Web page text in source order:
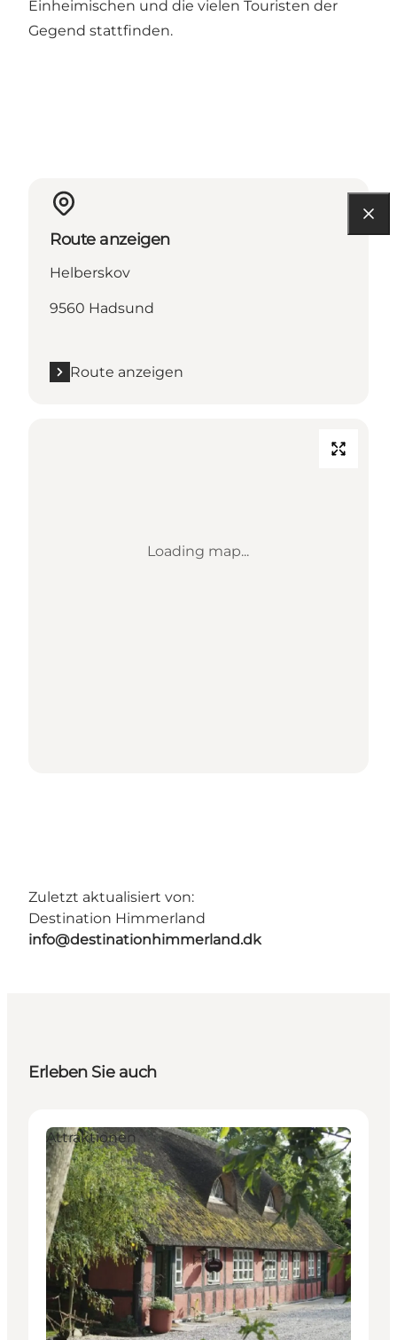
Einheimischen und die vielen Touristen der
Gegend stattfinden.
Route anzeigen
Helberskov
9560 Hadsund
Route anzeigen
Loading map...
Zuletzt aktualisiert von:
Destination Himmerland
info@destinationhimmerland.dk
Erleben Sie auch
Attraktionen